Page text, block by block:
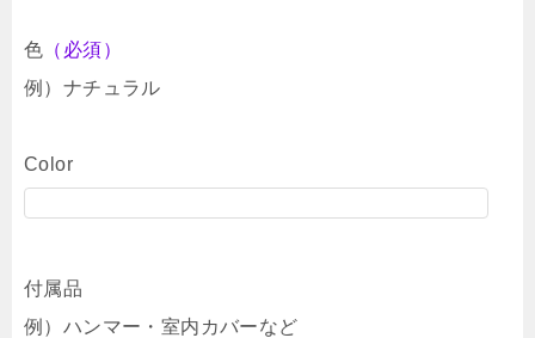
色 （必須）
例）ナチュラル
Color
付属品
例）ハンマー・室内カバーなど